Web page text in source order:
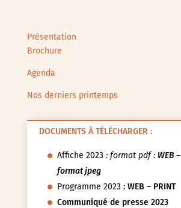
Présentation
Brochure
Agenda
Nos derniers printemps
DOCUMENTS À TÉLÉCHARGER :
Affiche 2023: format pdf : WEB–
format jpeg
Programme 2023 : WEB – PRINT
Communiqué de presse 2023